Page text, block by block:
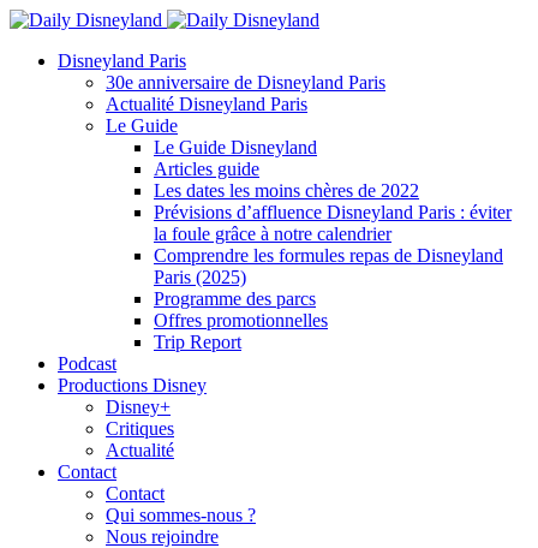
Disneyland Paris
30e anniversaire de Disneyland Paris
Actualité Disneyland Paris
Le Guide
Le Guide Disneyland
Articles guide
Les dates les moins chères de 2022
Prévisions d’affluence Disneyland Paris : éviter
la foule grâce à notre calendrier
Comprendre les formules repas de Disneyland
Paris (2025)
Programme des parcs
Offres promotionnelles
Trip Report
Podcast
Productions Disney
Disney+
Critiques
Actualité
Contact
Contact
Qui sommes-nous ?
Nous rejoindre